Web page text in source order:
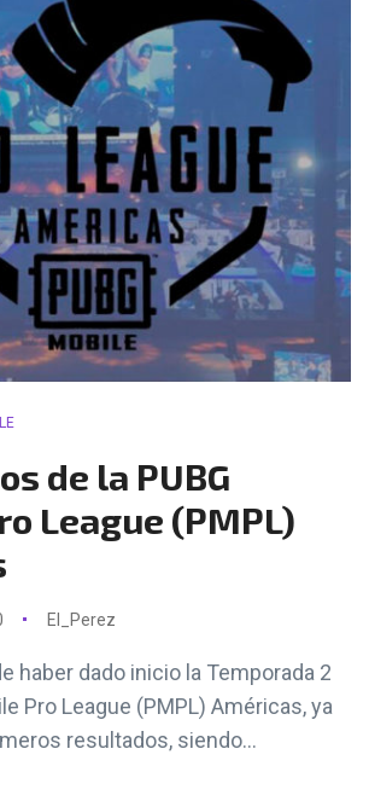
de la PUBG
League (PMPL)
El_Perez
haber dado inicio la Temporada 2
Pro League (PMPL) Américas, ya
resultados, siendo...